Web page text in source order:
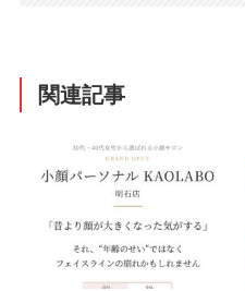
関連記事